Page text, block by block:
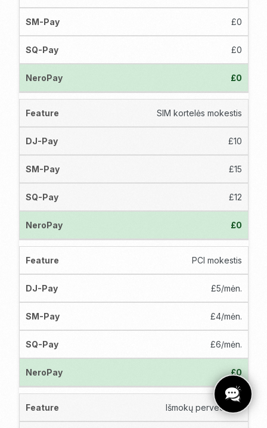
£0
£0
£0
SIM kortelės mokestis
£10
£15
£12
£0
PCI mokestis
£5/mėn.
£4/mėn.
£6/mėn.
£0
Išmokų pervedimas